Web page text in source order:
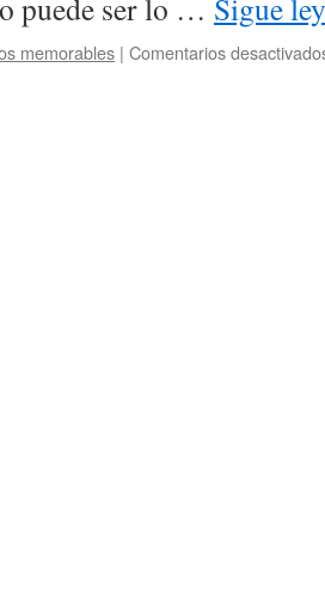
puede ser lo … Sigue
memorables | Comentarios